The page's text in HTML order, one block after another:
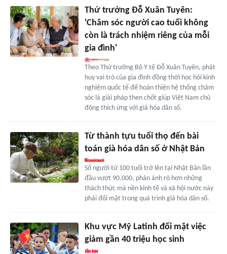
Thứ trưởng Đỗ Xuân Tuyên:
'Chăm sóc người cao tuổi không
còn là trách nhiệm riêng của mỗi
gia đình'
Theo Thứ trưởng Bộ Y tế Đỗ Xuân Tuyên, phát
huy vai trò của gia đình đồng thời học hỏi kinh
nghiệm quốc tế để hoàn thiện hệ thống chăm
sóc là giải pháp then chốt giúp Việt Nam chủ
động thích ứng với già hóa dân số.
Từ thành tựu tuổi thọ đến bài
toán già hóa dân số ở Nhật Bản
Số người từ 100 tuổi trở lên tại Nhật Bản lần
đầu vượt 90.000, phản ánh rõ hơn những
thách thức mà nền kinh tế và xã hội nước này
phải đối mặt trong quá trình già hóa dân số.
Khu vực Mỹ Latinh đối mặt việc
giảm gần 40 triệu học sinh